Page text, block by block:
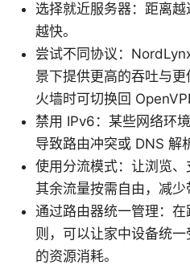
选择就近服务器：距离
越快。
尝试不同协议：
景下提供更高的吞吐与
火墙时可切换回
禁用 IPv6：某些网络环
导致路由冲突或 DNS 解
使用分流模式：让浏览、
其余流量按需自由，减少
通过路由器统一管理：
则，可以让家中设备统
的资源消耗。